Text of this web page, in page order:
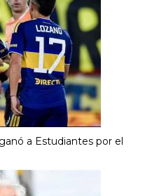
a Estudiantes por el